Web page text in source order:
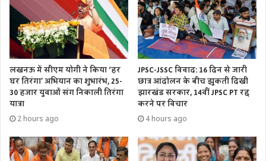
लखनऊ में सीएम योगी ने किया ‘हर
घर तिरंगा’ अभियान का शुभारंभ, 25-
30 हजार युवाओं संग निकाली तिरंगा
यात्रा
2 hours ago
JPSC-JSSC विवाद: 16 दिन से जारी
छात्र आंदोलन के बीच झुकती दिखी
झारखंड सरकार, 14वीं JPSC PT रद्द
करने पर विचार
4 hours ago